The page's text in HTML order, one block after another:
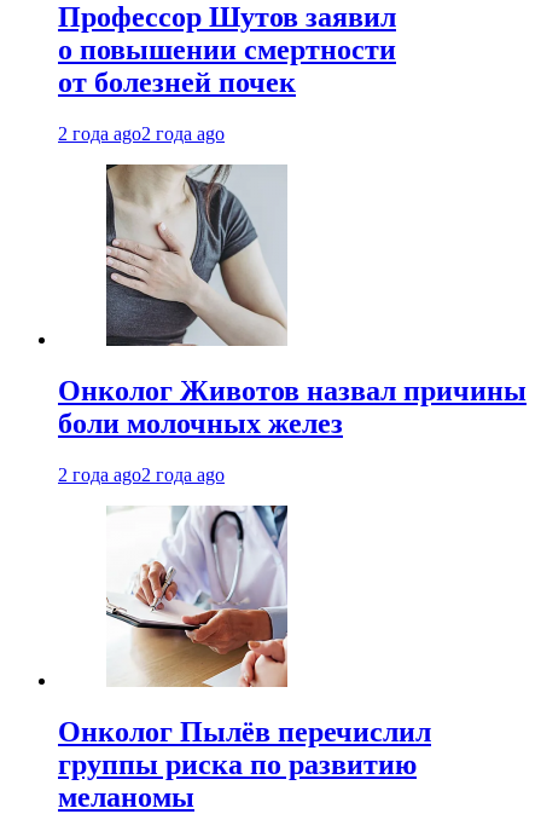
Профессор Шутов заявил
о повышении смертности
от болезней почек
2 года ago2 года ago
Онколог Животов назвал причины
боли молочных желез
2 года ago2 года ago
Онколог Пылёв перечислил
группы риска по развитию
меланомы